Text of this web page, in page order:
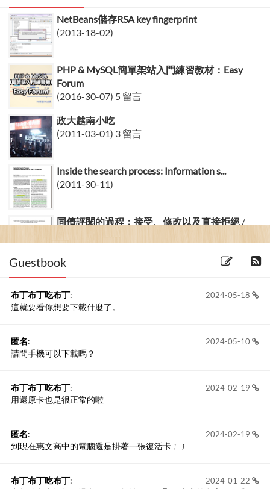
NetBeans儲存RSA key fingerprint
(2013-18-02)
PHP & MySQL簡單架站入門練習教材：Easy
Forum
(2016-30-07) 5 留言
政大越南小吃
(2011-03-01) 3 留言
Inside the search process: Information s...
(2011-30-11)
同儕評閱的過程：接受、修改以及直接拒絕 /
Guestbook
2024-05-18
布丁布丁吃布丁:
這就要看你想要下載什麼了。
2024-05-10
匿名:
請問手機可以下載嗎？
2024-02-19
布丁布丁吃布丁:
用還原卡也是很正常的啦
2024-02-19
匿名:
到現在惠文高中的電腦還是掛著一張復活卡 ㄏㄏ
2024-01-22
布丁布丁吃布丁: